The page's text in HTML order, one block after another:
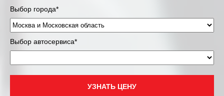
Новосибирск
Одинцово
Выбор города*
Выбор автосервиса*
УЗНАТЬ ЦЕНУ